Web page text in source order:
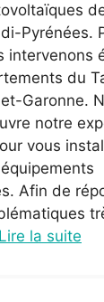
Pyrénées.
intervenons
du
Garonne.
notre
vous
Afin de
Lire la suite